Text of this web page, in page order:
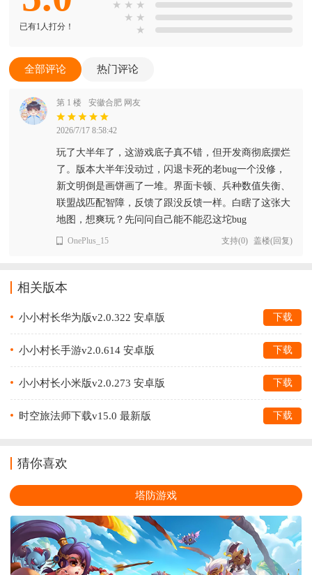
已有1人打分！
★ ★ ★
★ ★
★
全部评论 热门评论
第 1 楼 安徽合肥 网友
2026/7/17 8:58:42
玩了大半年了，这游戏底子真不错，但开发商彻底摆烂
了。版本大半年没动过，闪退卡死的老bug一个没修，
新文明倒是画饼画了一堆。界面卡顿、兵种数值失衡、
联盟战匹配智障，反馈了跟没反馈一样。白瞎了这张大
地图，想爽玩？先问问自己能不能忍这坨bug
OnePlus_15 支持(0) 盖楼(回复)
相关版本
小小村长华为版v2.0.322 安卓版 下载
小小村长手游v2.0.614 安卓版 下载
小小村长小米版v2.0.273 安卓版 下载
时空旅法师下载v15.0 最新版 下载
猜你喜欢
塔防游戏